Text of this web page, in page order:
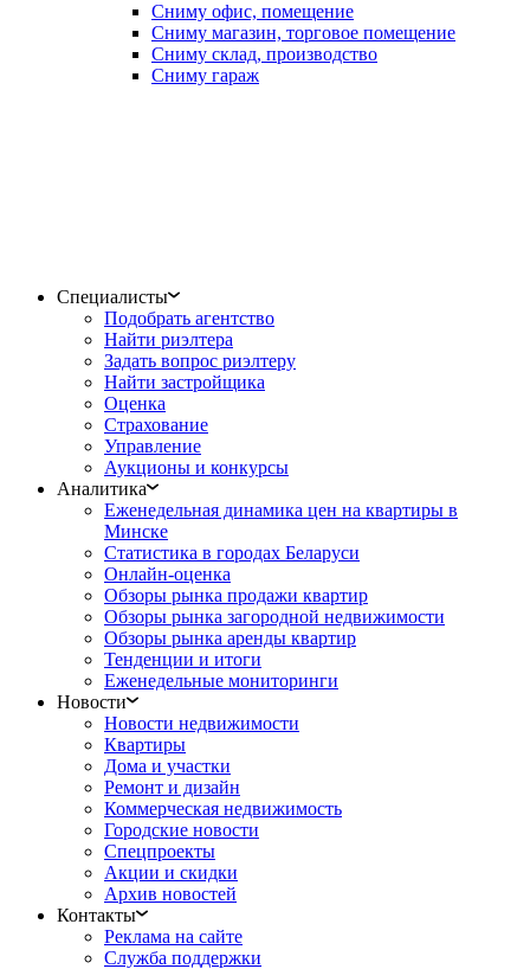
Сниму офис, помещение
Сниму магазин, торговое помещение
Сниму склад, производство
Сниму гараж
Специалисты
Подобрать агентство
Найти риэлтера
Задать вопрос риэлтеру
Найти застройщика
Оценка
Страхование
Управление
Аукционы и конкурсы
Аналитика
Еженедельная динамика цен на квартиры в
Минске
Статистика в городах Беларуси
Онлайн-оценка
Обзоры рынка продажи квартир
Обзоры рынка загородной недвижимости
Обзоры рынка аренды квартир
Тенденции и итоги
Еженедельные мониторинги
Новости
Новости недвижимости
Квартиры
Дома и участки
Ремонт и дизайн
Коммерческая недвижимость
Городские новости
Спецпроекты
Акции и скидки
Архив новостей
Контакты
Реклама на сайте
Служба поддержки